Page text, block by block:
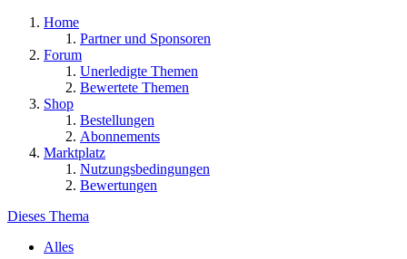
Home
Partner und Sponsoren
Forum
Unerledigte Themen
Bewertete Themen
Shop
Bestellungen
Abonnements
Marktplatz
Nutzungsbedingungen
Bewertungen
Dieses Thema
Alles